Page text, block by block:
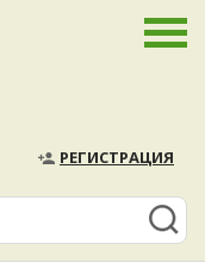
РЕГИСТРАЦИЯ